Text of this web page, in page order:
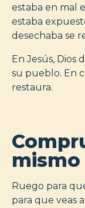
estaba en mal
estaba
desechaba se
En Jesús, Dios
su pueblo. En
restaura.
mismo
Ruego para
para que veas